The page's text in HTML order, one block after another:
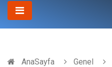
AnaSayfa Genel